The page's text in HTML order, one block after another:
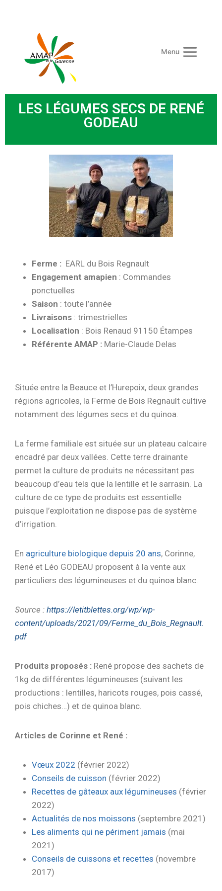
Menu
LES LÉGUMES SECS DE RENÉ
GODEAU
Ferme : EARL du Bois Regnault
Engagement amapien : Commandes
ponctuelles
Saison : toute l’année
Livraisons : trimestrielles
Localisation : Bois Renaud 91150 Étampes
Référente AMAP : Marie-Claude Delas
Située entre la Beauce et l’Hurepoix, deux grandes
régions agricoles, la Ferme de Bois Regnault cultive
notamment des légumes secs et du quinoa.
La ferme familiale est située sur un plateau calcaire
encadré par deux vallées. Cette terre drainante
permet la culture de produits ne nécessitant pas
beaucoup d’eau tels que la lentille et le sarrasin. La
culture de ce type de produits est essentielle
puisque l’exploitation ne dispose pas de système
d’irrigation.
En agriculture biologique depuis 20 ans, Corinne,
René et Léo GODEAU proposent à la vente aux
particuliers des légumineuses et du quinoa blanc.
Source : https://letitblettes.org/wp/wp-
content/uploads/2021/09/Ferme_du_Bois_Regnault.
pdf
Produits proposés : René propose des sachets de
1kg de différentes légumineuses (suivant les
productions : lentilles, haricots rouges, pois cassé,
pois chiches…) et de quinoa blanc.
Articles de Corinne et René :
Vœux 2022 (février 2022)
Conseils de cuisson (février 2022)
Recettes de gâteaux aux légumineuses (février
2022)
Actualités de nos moissons (septembre 2021)
Les aliments qui ne périment jamais (mai
2021)
Conseils de cuissons et recettes (novembre
2017)